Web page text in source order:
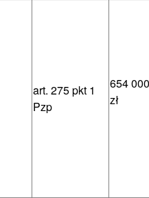
art. 275 pkt 1
Pzp
654
zł